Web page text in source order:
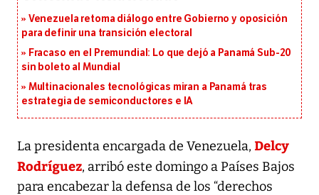
Venezuela retoma diálogo entre Gobierno y oposición
para definir una transición electoral
Fracaso en el Premundial: Lo que dejó a Panamá Sub-20
sin boleto al Mundial
Multinacionales tecnológicas miran a Panamá tras
estrategia de semiconductores e IA
La presidenta encargada de Venezuela, Delcy
Rodríguez, arribó este domingo a Países Bajos
para encabezar la defensa de los “derechos